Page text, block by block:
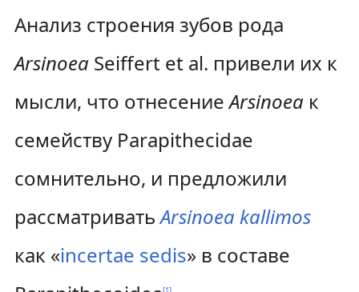
Анализ строения зубов рода
Arsinoea Seiffert et al. привели их к
мысли, что отнесениеArsinoea к
семейству Parapithecidae
сомнительно, и предложили
рассматриватьArsinoea kallimos
как «incertae sedis» в составе